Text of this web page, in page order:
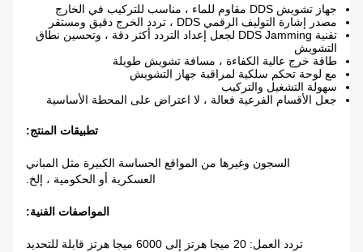
جهاز تشويش DDS مقاوم للماء ، مناسب للتركيب في الخارج
مصدر إشارة التوليف الرقمي DDS ، تردد الخرج دقيق ومستقر
تقنية DDS Jamming لجعل إعداد التردد أكثر دقة ، وتحسين نطاق
التشويش
طاقة خرج عالية الكفاءة ، مسافة تشويش طويلة
مع لوحة تحكم سلكية لمراقبة جهاز التشويش
سهولة التشغيل والتركيب
جعل الأقسام الفرعية فعالة ، لا اعتراض على المحطة الأساسية
تطبيقات المنتج:
السجون وغيرها من المواقع الحساسة الكبيرة مثل المباني
العسكرية أو الحكومية ، إلخ.
المواصفات الفنية:
تردد العمل: 20 ميجا هرتز إلى 6000 ميجا هرتز قابلة للتحديد